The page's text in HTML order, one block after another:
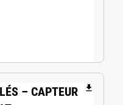
– CAPTEUR
file_download